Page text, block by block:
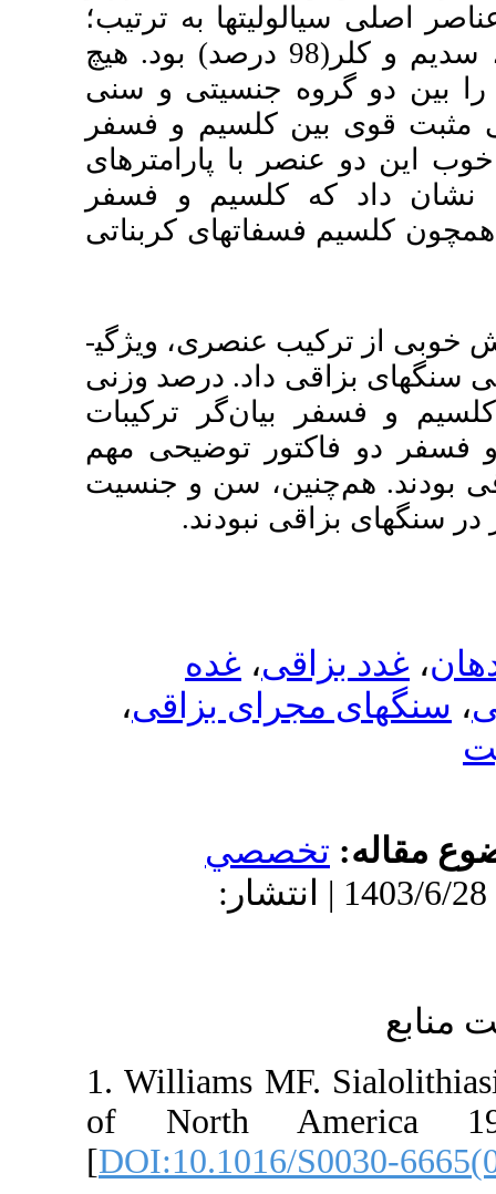
به ترتیب؛
کلسیم، فسفر، سدیم و کلر(98 درصد) بود. هیچ
و سنی
و فسفر
و فسفر
کربناتی
ویژگی­
درصد وزنی
ترکیبات
توضیحی مهم
سن و جنسیت
غده
بزاقی،
| انتشار:
1.
of North
[